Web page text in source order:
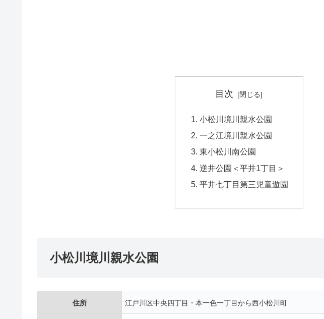
目次
小松川境川親水公園
一之江境川親水公園
東小松川南公園
逆井公園＜平井1丁目＞
平井七丁目第三児童遊園
小松川境川親水公園
住所 江戸川区中央四丁目・本一色一丁目から西小松川町